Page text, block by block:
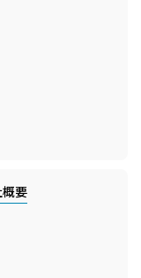
要